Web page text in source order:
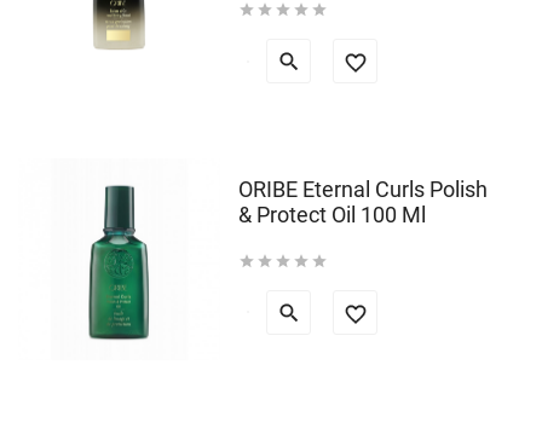
    
ORIBE Eternal Curls Polish
& Protect Oil 100 Ml
    